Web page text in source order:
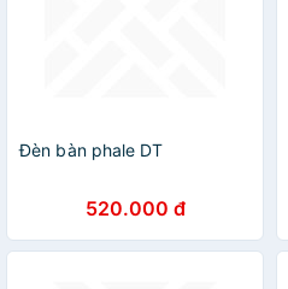
Đèn bàn phale DT
520.000 đ